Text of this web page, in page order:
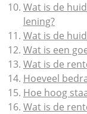
Wat is de
lening?
Wat is de
Wat is een
Wat is de
Hoeveel
Hoe hoog
Wat is de